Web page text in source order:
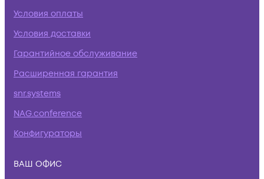
Условия оплаты
Условия доставки
Гарантийное обслуживание
Расширенная гарантия
snr.systems
NAG.conference
Конфигураторы
ВАШ ОФИС